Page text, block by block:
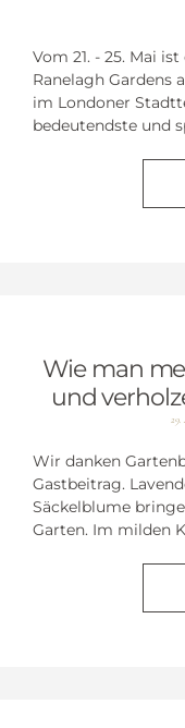
Vom 21. - 25. Mai
Ranelagh Gardens
im Londoner
bedeutendste und
Wie man
und
29.
Wir danken
Gastbeitrag.
Säckelblume
Garten. Im milden